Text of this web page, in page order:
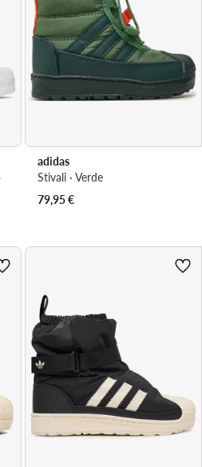
adidas
Stivali · Verde
79,95€